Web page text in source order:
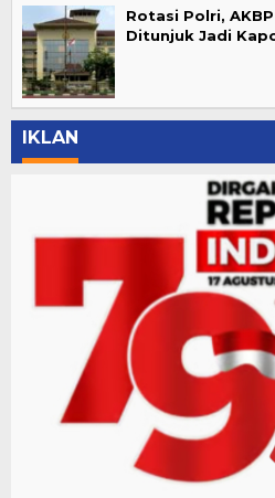
Rotasi Polri,
Ditunjuk Jadi
IKLAN